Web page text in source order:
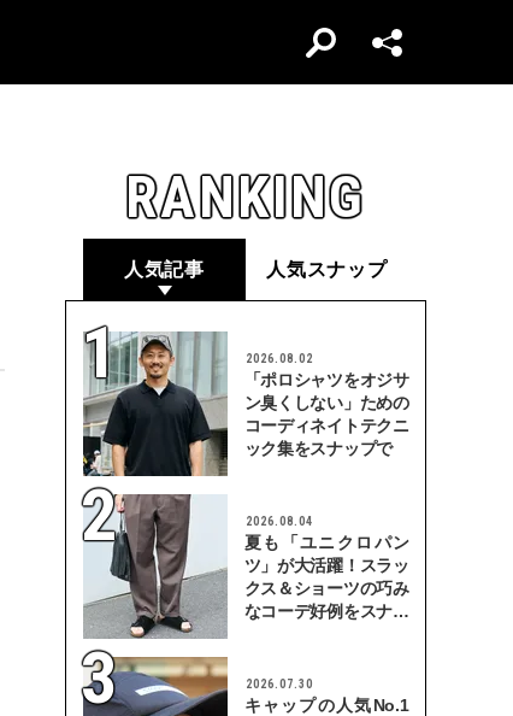
RANKING
人気記事 人気スナップ
2026.08.02
「ポロシャツをオジサ
ン臭くしない」ための
コーディネイトテクニ
ック集をスナップで
2026.08.04
夏も「ユニクロパン
ツ」が大活躍！スラッ
クス＆ショーツの巧み
なコーデ好例をスナッ
2026.07.30
キャップの人気No.1